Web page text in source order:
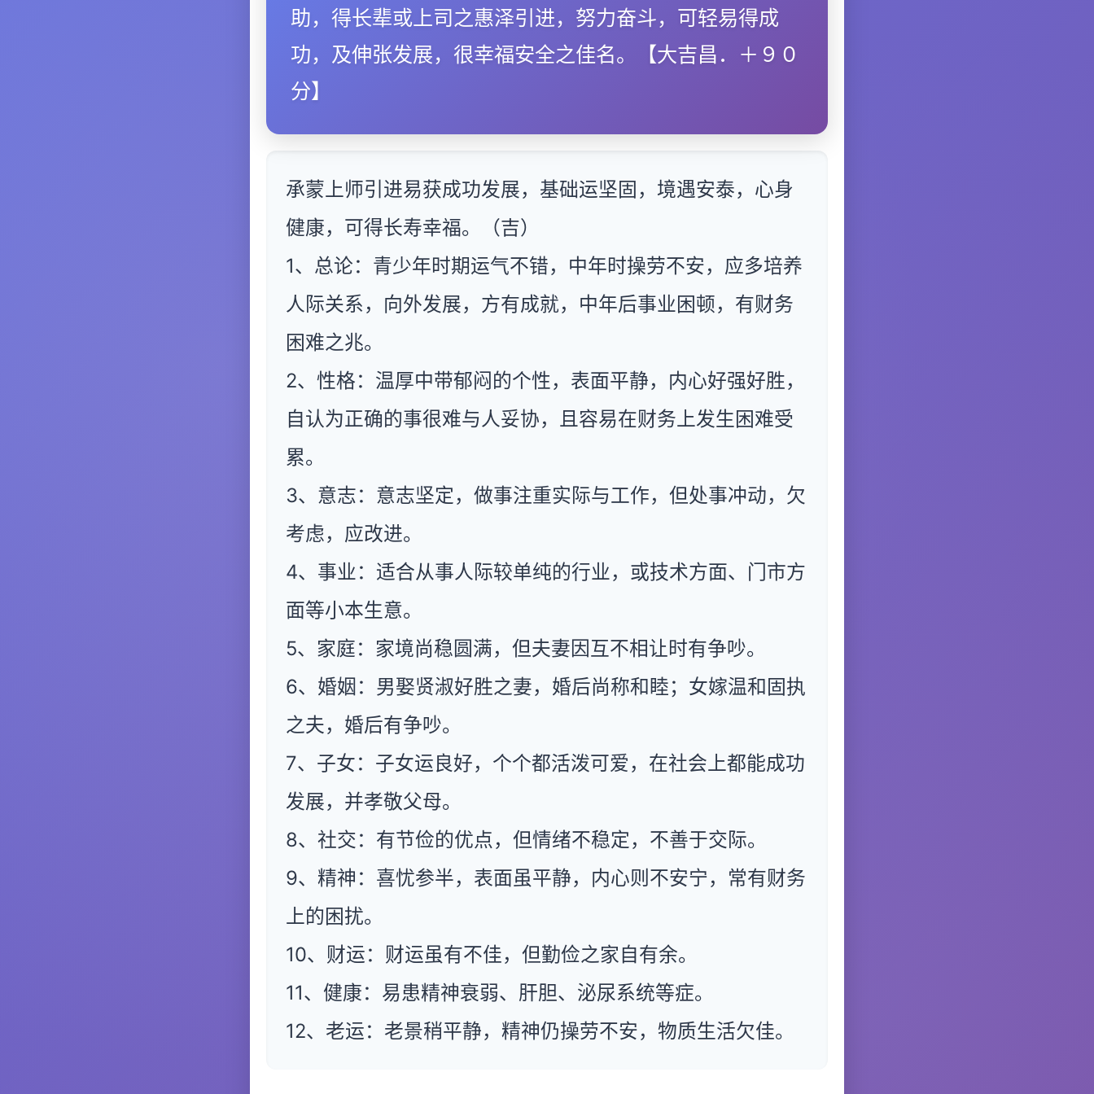
助，得长辈或上司之惠泽引进，努力奋斗，可轻易得成
功，及伸张发展，很幸福安全之佳名。【大吉昌．＋９０
分】
承蒙上师引进易获成功发展，基础运坚固，境遇安泰，心身
健康，可得长寿幸福。（吉）
1、总论：青少年时期运气不错，中年时操劳不安，应多培养
人际关系，向外发展，方有成就，中年后事业困顿，有财务
困难之兆。
2、性格：温厚中带郁闷的个性，表面平静，内心好强好胜，
自认为正确的事很难与人妥协，且容易在财务上发生困难受
累。
3、意志：意志坚定，做事注重实际与工作，但处事冲动，欠
考虑，应改进。
4、事业：适合从事人际较单纯的行业，或技术方面、门市方
面等小本生意。
5、家庭：家境尚稳圆满，但夫妻因互不相让时有争吵。
6、婚姻：男娶贤淑好胜之妻，婚后尚称和睦；女嫁温和固执
之夫，婚后有争吵。
7、子女：子女运良好，个个都活泼可爱，在社会上都能成功
发展，并孝敬父母。
8、社交：有节俭的优点，但情绪不稳定，不善于交际。
9、精神：喜忧参半，表面虽平静，内心则不安宁，常有财务
上的困扰。
10、财运：财运虽有不佳，但勤俭之家自有余。
11、健康：易患精神衰弱、肝胆、泌尿系统等症。
12、老运：老景稍平静，精神仍操劳不安，物质生活欠佳。